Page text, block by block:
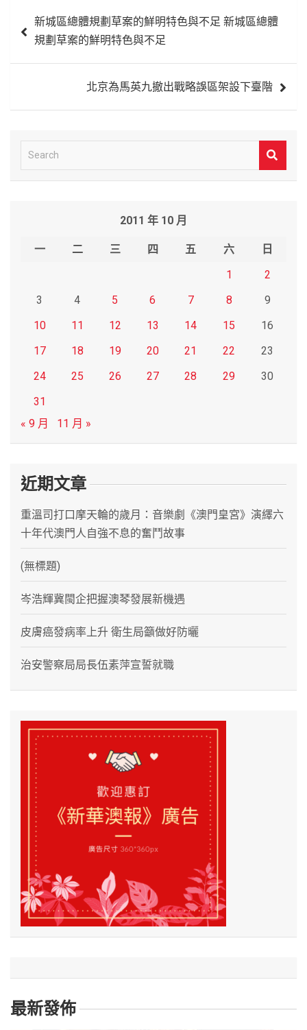
章 新城區總體規劃草案的鮮明特色與不足 新城區總體
規劃草案的鮮明特色與不足
北京為馬英九撤出戰略誤區架設下臺階
e
2011 年 10 月
一 二 三 四 五 六
日
1
2
3
4 5 6 7 8
9
10
11 12 13 14 15
16
17
18 19 20 21 22
23
24
25 26 27 28 29
30
31
« 9 月
11 月 »
近期文章
重溫司打口摩天輪的歲月：音樂劇《澳門皇宮》演繹六
十年代澳門人自強不息的奮鬥故事
(無標題)
岑浩輝冀閩企把握澳琴發展新機遇
皮膚癌發病率上升 衛生局籲做好防曬
治安警察局局長伍素萍宣誓就職
最新發佈